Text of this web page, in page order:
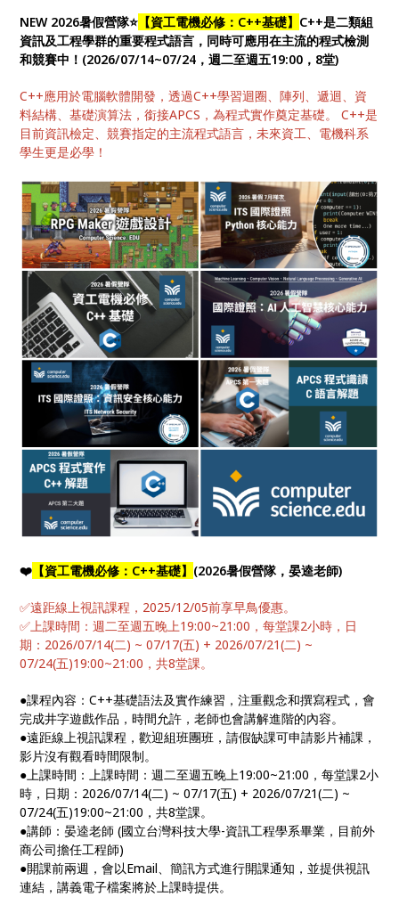
C++】 執行速度快、效能高，是資訊檢定和競賽的指
定程式語言。
NEW 2026暑假營隊⭐ 【資工電機必修：C++基礎】 C++是二類組
資訊及工程學群的重要程式語言，同時可應用在主流的程式檢測
和競賽中！(2026/07/14~07/24，週二至週五19:00，8堂)
C++應用於電腦軟體開發，透過C++學習迴圈、陣列、遞迴、資
料結構、基礎演算法，銜接APCS，為程式實作奠定基礎。 C++是
目前資訊檢定、競賽指定的主流程式語言，未來資工、電機科系
學生更是必學！
❤️ 【資工電機必修：C++基礎】 (2026暑假營隊，晏逵老師)
✅遠距線上視訊課程，2025/12/05前享早鳥優惠。
✅上課時間：週二至週五晚上19:00~21:00，每堂課2小時，日
期：2026/07/14(二) ~ 07/17(五) + 2026/07/21(二) ~
07/24(五)19:00~21:00，共8堂課。
●課程內容：C++基礎語法及實作練習，注重觀念和撰寫程式，會
完成井字遊戲作品，時間允許，老師也會講解進階的內容。
●遠距線上視訊課程，歡迎組班團班，請假缺課可申請影片補課，
影片沒有觀看時間限制。
●上課時間：上課時間：週二至週五晚上19:00~21:00，每堂課2小
時，日期：2026/07/14(二) ~ 07/17(五) + 2026/07/21(二) ~
07/24(五)19:00~21:00，共8堂課。
●講師：晏逵老師 (國立台灣科技大學-資訊工程學系畢業，目前外
商公司擔任工程師)
●開課前兩週，會以Email、簡訊方式進行開課通知，並提供視訊
連結，講義電子檔案將於上課時提供。